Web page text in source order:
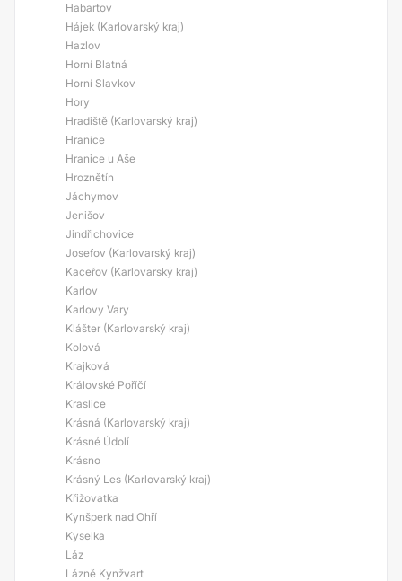
Habartov
Hájek (Karlovarský kraj)
Hazlov
Horní Blatná
Horní Slavkov
Hory
Hradiště (Karlovarský kraj)
Hranice
Hranice u Aše
Hroznětín
Jáchymov
Jenišov
Jindřichovice
Josefov (Karlovarský kraj)
Kaceřov (Karlovarský kraj)
Karlov
Karlovy Vary
Klášter (Karlovarský kraj)
Kolová
Krajková
Královské Poříčí
Kraslice
Krásná (Karlovarský kraj)
Krásné Údolí
Krásno
Krásný Les (Karlovarský kraj)
Křižovatka
Kynšperk nad Ohří
Kyselka
Láz
Lázně Kynžvart